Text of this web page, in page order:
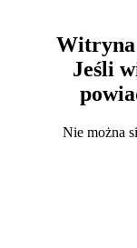
Witryna
Jeśli
Nie można